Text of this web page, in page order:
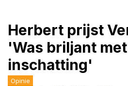
Herbert prijst
'Was briljant
inschatting'
Opinie